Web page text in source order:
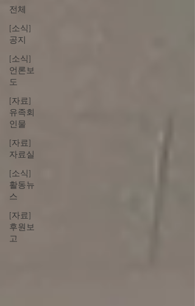
전체
[소식]
공지
[소식]
언론보
도
[자료]
유족회
인물
[자료]
자료실
[소식]
활동뉴
스
[자료]
후원보
고